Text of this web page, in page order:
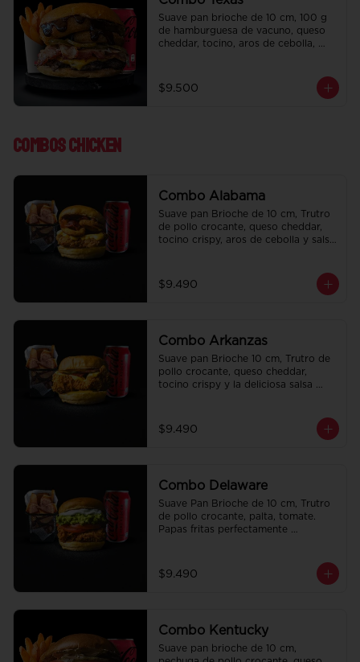
Suave pan brioche de 10 cm, 100 g
de hamburguesa de vacuno, queso
cheddar, tocino, aros de cebolla,
de la casa de regalo a elección y una
Bebida de 350 cc a elección.
$9.500
Combos Chicken
Combo Alabama
Suave pan Brioche de 10 cm, Trutro
de pollo crocante, queso cheddar,
tocino crispy, aros de cebolla y salsa
elección.
$9.490
Combo Arkanzas
Suave pan Brioche 10 cm, Trutro de
pollo crocante, queso cheddar,
tocino crispy y la deliciosa salsa
de la casa de regalo a elección y una
Bebida de 350cc a elección.
$9.490
Combo Delaware
Suave Pan Brioche de 10 cm, Trutro
de pollo crocante, palta, tomate.
Papas fritas perfectamente
350cc a elección.
$9.490
Combo Kentucky
Suave pan brioche de 10 cm,